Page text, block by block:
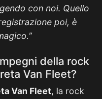
con noi. Quello
poi, è
della rock
Van Fleet?
Van Fleet, la rock